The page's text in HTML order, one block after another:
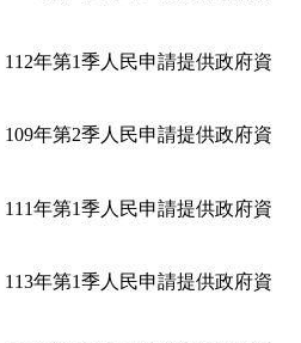
112年第1季人民申請提供政府資
109年第2季人民申請提供政府資
111年第1季人民申請提供政府資
113年第1季人民申請提供政府資